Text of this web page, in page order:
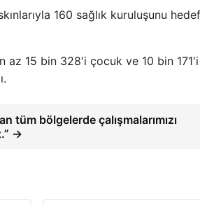
160 sağlık kuruluşunu hedef
az 15 bin 328'i çocuk ve 10 bin 171'i
tüm bölgelerde çalışmalarımızı
→